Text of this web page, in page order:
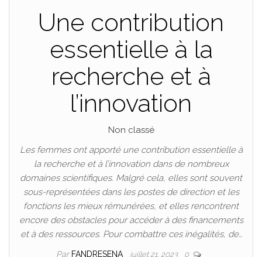
Une contribution
essentielle à la
recherche et à
l’innovation
Non classé
Les femmes ont apporté une contribution essentielle à
la recherche et à l’innovation dans de nombreux
domaines scientifiques. Malgré cela, elles sont souvent
sous-représentées dans les postes de direction et les
fonctions les mieux rémunérées, et elles rencontrent
encore des obstacles pour accéder à des financements
et à des ressources. Pour combattre ces inégalités, de…
Par FANDRESENA juillet 21, 2023 0